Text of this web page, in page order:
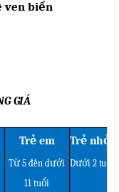
ven biển
GIÁ
Trẻ em
Từ 5 đến dưới
11tuổi
Trẻ nhỏ
Dưới 2 tuổi